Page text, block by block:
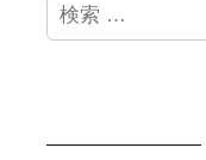
検
索